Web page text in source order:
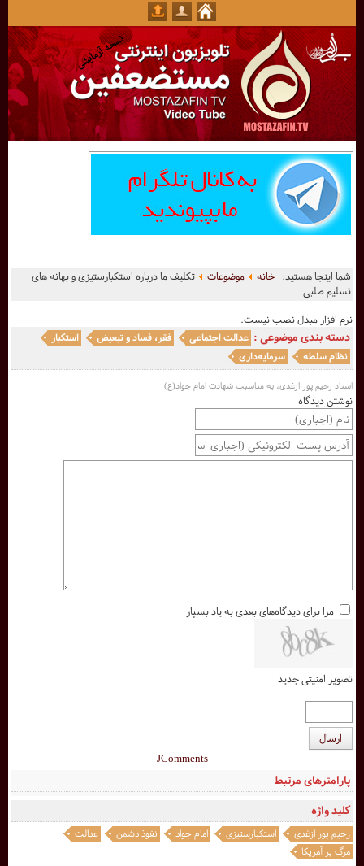
شما اینجا هستید:خانه موضوعات
تکلیف ما درباره استکبارستیزی و بهانه های
تسلیم طلبی
نرم افزار مبدل نصب نیست.
دسته بندی موضوعی : عدالت اجتماعی فقر، فساد و تبعیض
استکبار
نظام سلطه
سرمایه‌داری
استاد رحیم پور ازغدی، به مناسبت شهادت امام جواد(ع)
کلید واژه
رحیم پور ازغدی استکبارستیزی امام جواد نفوذ دشمن
عدالت
مرگ بر آمریکا
پارامترهای مرتبط
نوشتن دیدگاه
مرا برای دیدگاه‌های بعدی به یاد بسپار
تصویر امنیتی جدید
ارسال
JComments